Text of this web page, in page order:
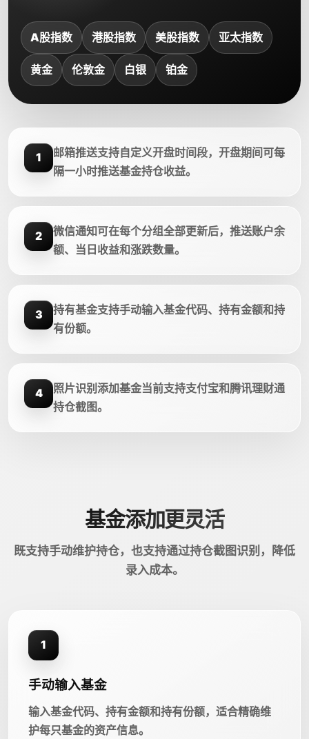
A股指数 港股指数 美股指数 亚太指数
黄金 伦敦金 白银 铂金
1
邮箱推送支持自定义开盘时间段，开盘期间可每
隔一小时推送基金持仓收益。
2
微信通知可在每个分组全部更新后，推送账户余
额、当日收益和涨跌数量。
3
持有基金支持手动输入基金代码、持有金额和持
有份额。
4
照片识别添加基金当前支持支付宝和腾讯理财通
持仓截图。
基金添加更灵活
既支持手动维护持仓，也支持通过持仓截图识别，降低
录入成本。
1
手动输入基金
输入基金代码、持有金额和持有份额，适合精确维
护每只基金的资产信息。